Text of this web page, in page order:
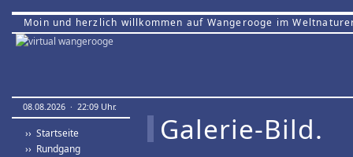
Moin und herzlich willkommen auf Wangerooge im
08.08.2026 · 22:09 Uhr.
›› Startseite
›› Rundgang
Galerie-Bild.